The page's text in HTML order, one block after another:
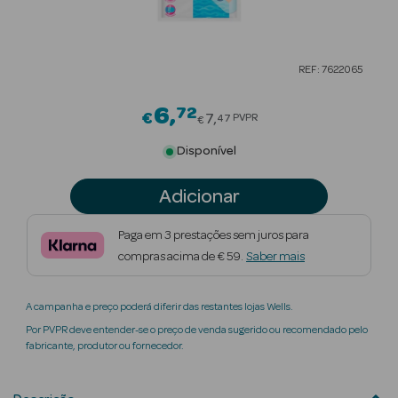
Beauty Season
Maquilhagem
Beauty Season
Perfumes
REF: 7622065
€6 72Price reduced from
€ 7 47 PVPR
Disponível
Adicionar
Paga em 3 prestações sem juros para
compras acima de € 59. Saber mais
A campanha e preço poderá diferir das restantes lojas Wells.
Por PVPR deve entender-se o preço de venda sugerido ou recomendado pelo
fabricante, produtor ou fornecedor.